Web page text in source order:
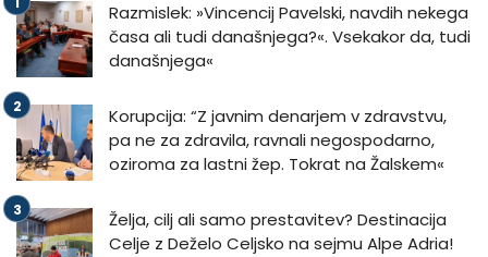
Razmislek: »Vincencij Pavelski, navdih nekega
časa ali tudi današnjega?«. Vsekakor da, tudi
današnjega«
Korupcija: “Z javnim denarjem v zdravstvu,
pa ne za zdravila, ravnali negospodarno,
oziroma za lastni žep. Tokrat na Žalskem«
Želja, cilj ali samo prestavitev? Destinacija
Celje z Deželo Celjsko na sejmu Alpe Adria!